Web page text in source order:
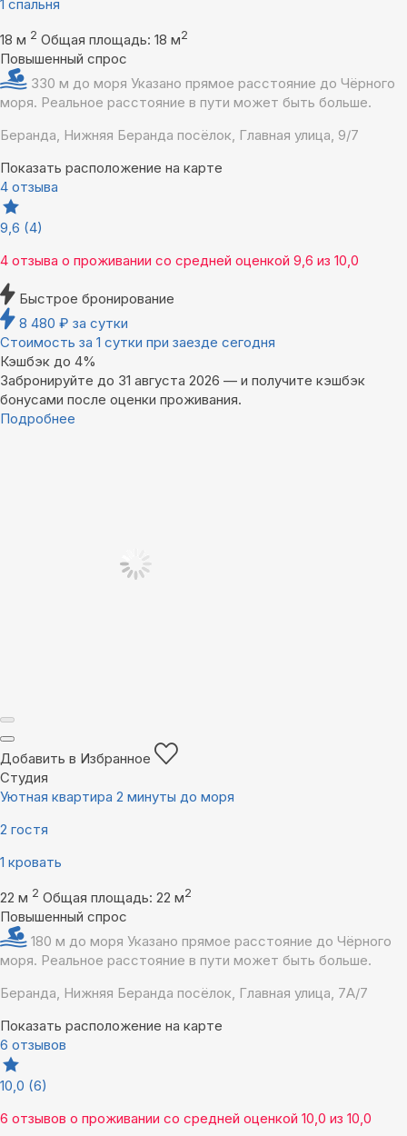
1 спальня
18 м 2 Общая площадь: 18 м2
Повышенный спрос
330 м до моря Указано прямое расстояние до Чёрного
моря. Реальное расстояние в пути может быть больше.
Беранда, Нижняя Беранда посёлок, Главная улица, 9/7
Показать расположение на карте
4 отзыва
9,6 (4)
4 отзыва о проживании со средней оценкой 9,6 из 10,0
Быстрое бронирование
8 480 ₽ за сутки
Стоимость за 1 сутки при заезде сегодня
Кэшбэк до 4%
Забронируйте до 31 августа 2026 — и получите кэшбэк
бонусами после оценки проживания.
Подробнее
Добавить в Избранное
Студия
Уютная квартира 2 минуты до моря
2 гостя
1 кровать
22 м 2 Общая площадь: 22 м2
Повышенный спрос
180 м до моря Указано прямое расстояние до Чёрного
моря. Реальное расстояние в пути может быть больше.
Беранда, Нижняя Беранда посёлок, Главная улица, 7А/7
Показать расположение на карте
6 отзывов
10,0 (6)
6 отзывов о проживании со средней оценкой 10,0 из 10,0